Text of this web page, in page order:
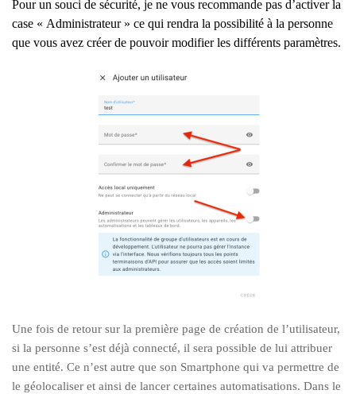
Pour un souci de sécurité, je ne vous recommande pas d’activer la
case « Administrateur » ce qui rendra la possibilité à la personne
que vous avez créerde pouvoir modifier les différents paramètres.
Une fois de retour sur la première page de création de l’utilisateur,
si la personne s’est déjà connecté, il sera possible de lui attribuer
une entité. Ce n’est autre que son Smartphone qui va permettre de
le géolocaliser et ainsi de lancer certaines automatisations. Dans le